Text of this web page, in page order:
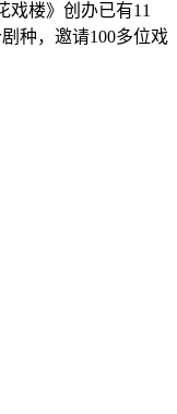
戏楼》创办已有11
种，邀请100多位戏